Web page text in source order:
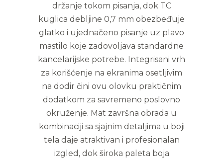
držanje tokom pisanja, dok TC
kuglica debljine 0,7 mm obezbeđuje
glatko i ujednačeno pisanje uz plavo
mastilo koje zadovoljava standardne
kancelarijske potrebe. Integrisani vrh
za korišćenje na ekranima osetljivim
na dodir čini ovu olovku praktičnim
dodatkom za savremeno poslovno
okruženje. Mat završna obrada u
kombinaciji sa sjajnim detaljima u boji
tela daje atraktivan i profesionalan
izgled, dok široka paleta boja